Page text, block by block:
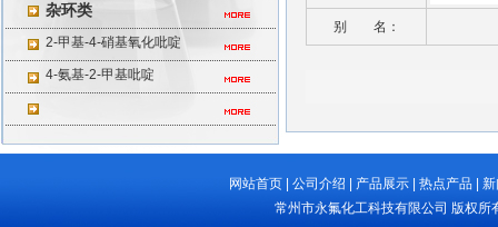
杂环类
2-甲基-4-硝基氧化吡啶
4-氨基-2-甲基吡啶
别 名：
网站首页| 公司介绍 产品展示| 热点产品| 新
常州市永氟化工科技有限公司 版权所